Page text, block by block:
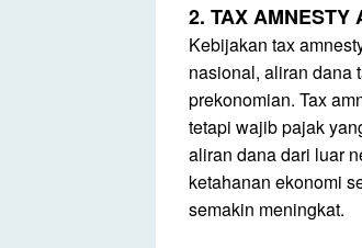
2. TAX AMNESTY
Kebijakan tax
nasional, aliran dana
prekonomian. Tax
tetapi wajib pajak
aliran dana dari luar
ketahanan ekonomi
semakin meningkat.